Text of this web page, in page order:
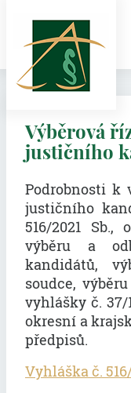
Výběrová
justičního
Podrobnosti k
justičního
516/2021
výběru a
kandidátů,
soudce,
vyhlášky č. 37/
okresní a
předpisů.
Vyhláška č.